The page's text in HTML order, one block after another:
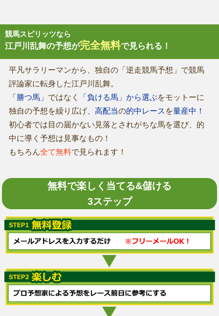
競馬スピリッツなら
江戸川乱舞の予想が完全無料で見られる！
平凡サラリーマンから、独自の「逆走競馬予想」で競馬
評論家に転身した江戸川乱舞。
「勝つ馬」 ではなく 「負ける馬」から選ぶをモットーに
独自の予想を繰り広げ、 高配当の的中レース を量産中！
初心者では目の届かない見落とされがちな馬を選び、的
中に導く予想は見事なもの！
もちろん全て無料で見られます！
無料で楽しく当てる&儲ける
3ステップ